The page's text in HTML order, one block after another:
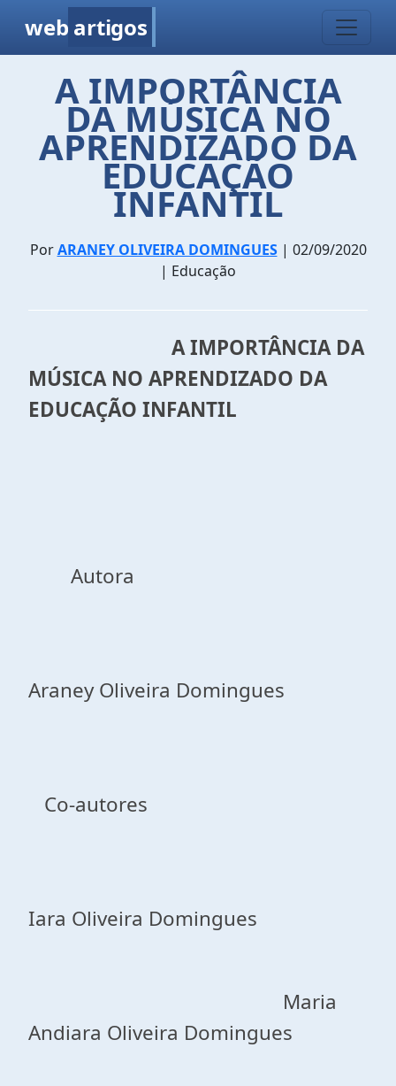
web artigos
A IMPORTÂNCIA
DA MÚSICA NO
APRENDIZADO DA
EDUCAÇÃO
INFANTIL
PorARANEY OLIVEIRA DOMINGUES| 02/09/2020
| Educação
A IMPORTÂNCIA DA
MÚSICA NO APRENDIZADO DA
EDUCAÇÃO INFANTIL
Autora
Araney Oliveira Domingues
Co-autores
Iara Oliveira Domingues
Maria
Andiara Oliveira Domingues